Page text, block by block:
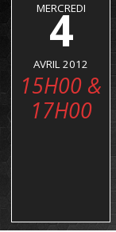
MERCREDI
4
AVRIL 2012
15H00 &
17H00